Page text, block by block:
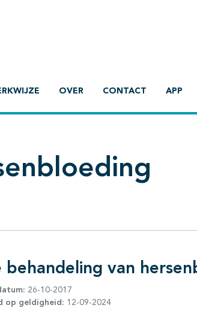
OVER CONTACT APP
behandeling van
26-10-2017
op geldigheid: 12-09-2024